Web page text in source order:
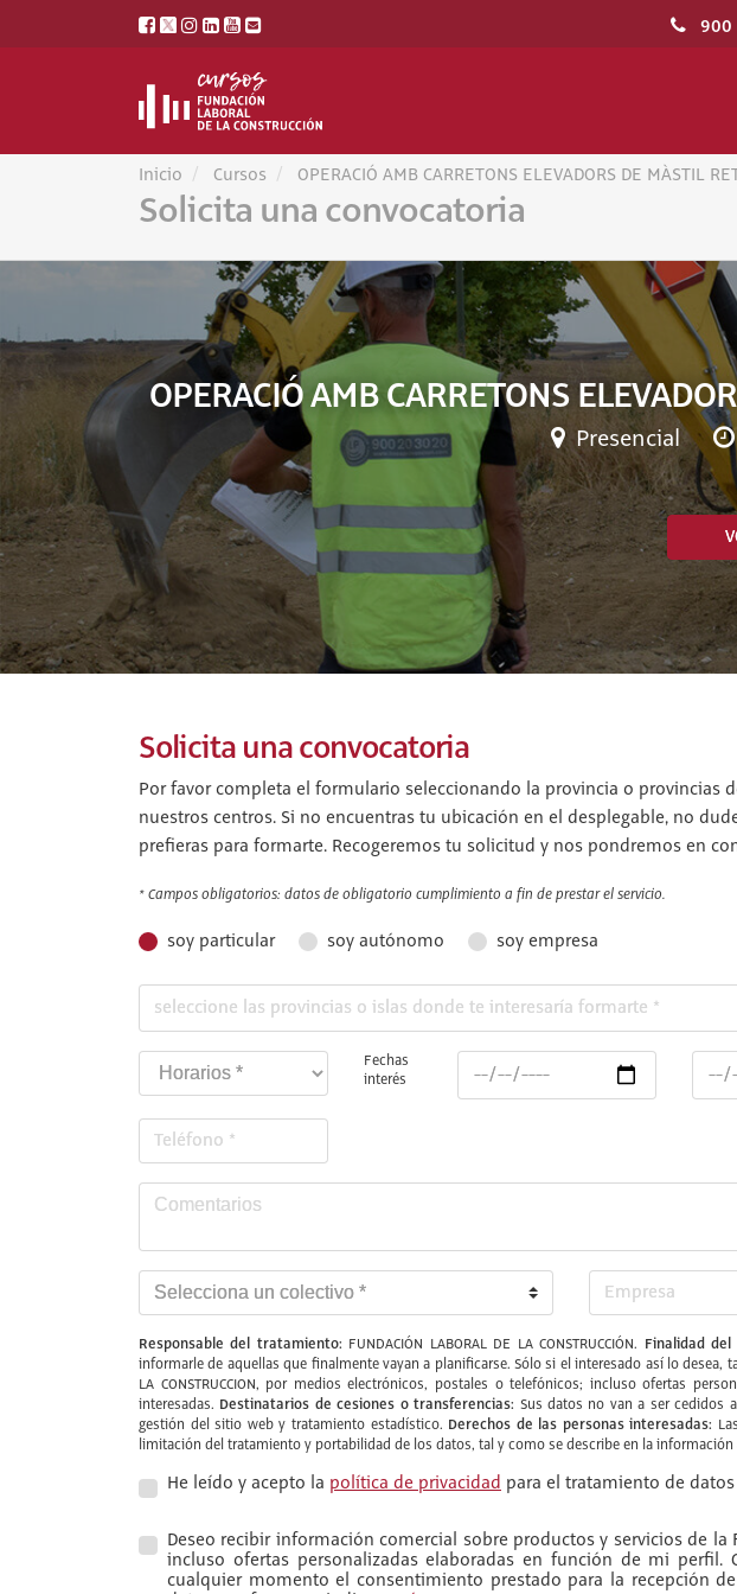
900
Inicio Cursos OPERACIÓ AMB CARRETONS ELEVADORS DE MÀSTIL
Solicita una convocatoria
OPERACIÓ AMB CARRETONS
Presencial
Solicita una convocatoria
Por favor completa el formulario seleccionando la provincia o provincias
nuestros centros. Si no encuentras tu ubicación en el desplegable, no
prefieras para formarte. Recogeremos tu solicitud y nos pondremos en
* Campos obligatorios: datos de obligatorio cumplimiento a fin de prestar el servicio.
soy particular soy autónomo soy empresa
Fechas
interés
Responsable del tratamiento: FUNDACIÓN LABORAL DE LA CONSTRUCCIÓN. Finalidad
informarle de aquellas que finalmente vayan a planificarse. Sólo si el interesado así lo desea,
LA CONSTRUCCION, por medios electrónicos, postales o telefónicos; incluso ofertas
interesadas. Destinatarios de cesiones o transferencias: Sus datos no van a ser cedidos a
gestión del sitio web y tratamiento estadístico. Derechos de las personas interesadas:
limitación del tratamiento y portabilidad de los datos, tal y como se describe en la
He leído y acepto la política de privacidad para el tratamiento de
Deseo recibir información comercial sobre productos y servicios de
incluso ofertas personalizadas elaboradas en función de mi
cualquier momento el consentimiento prestado para la recepción